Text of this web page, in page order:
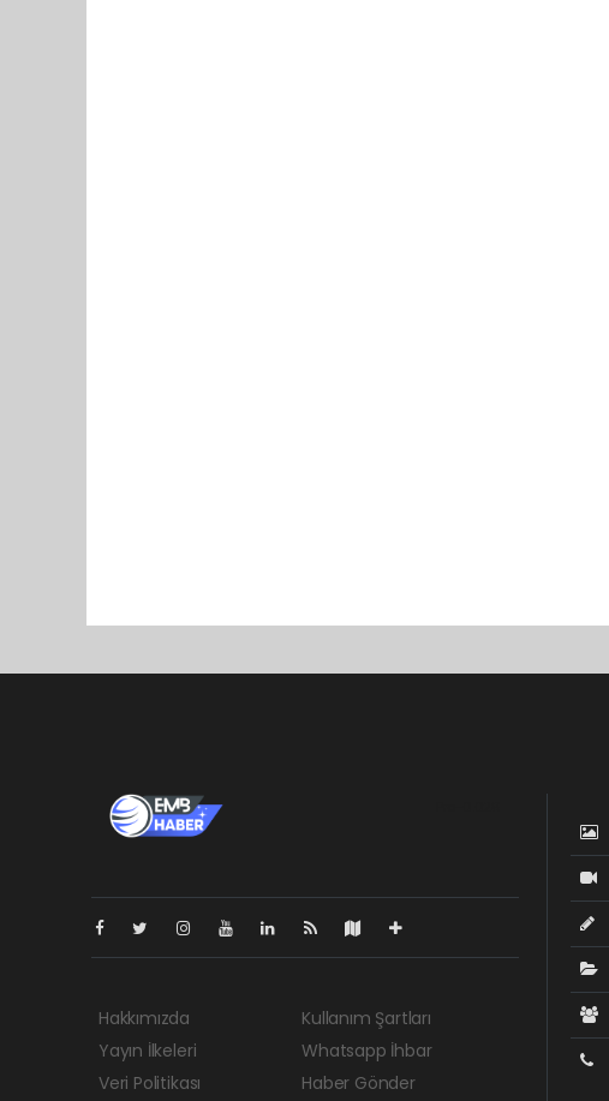
Hakkımızda
Yayın İlkeleri
Veri Politikası
Kullanım Şartları
Whatsapp İhbar
Haber Gönder